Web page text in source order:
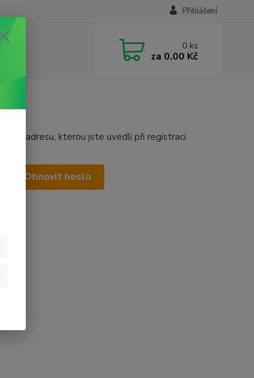
Přihlášení
0 ks
za 0,00 Kč
adresu, kterou jste uvedli při registraci.
Obnovit heslo